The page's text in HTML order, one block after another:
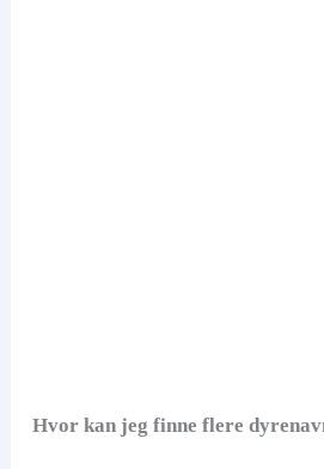
Hvor kan jeg finne flere